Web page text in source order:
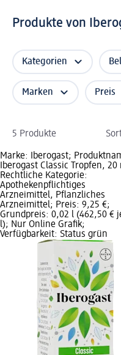
Produkte von
Kategorien
Marken Preis
5 Produkte
Marke: Iberogast;
Iberogast Classic Tropfen, 20
Rechtliche Kategorie:
Apothekenpflichtiges
Arzneimittel, Pflanzliches
Arzneimittel; Preis: 9,25 €;
Grundpreis: 0,02 l (462,50 €
l); Nur Online Grafik;
Verfügbarkeit: Status grün